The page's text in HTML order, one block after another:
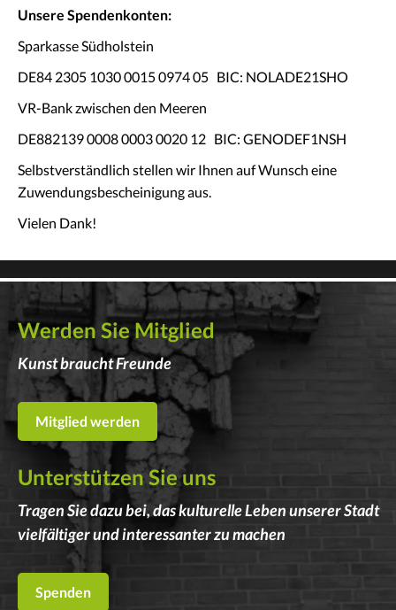
Unsere Spendenkonten:
Sparkasse Südholstein
DE84 2305 1030 0015 0974 05 BIC: NOLADE21SHO
VR-Bank zwischen den Meeren
DE882139 0008 0003 0020 12 BIC: GENODEF1NSH
Selbstverständlich stellen wir Ihnen auf Wunsch eine
Zuwendungsbescheinigung aus.
Vielen Dank!
Werden Sie Mitglied
Kunst braucht Freunde
Mitglied werden
Unterstützen Sie uns
Tragen Sie dazu bei, das kulturelle Leben unserer Stadt
vielfältiger und interessanter zu machen
Spenden